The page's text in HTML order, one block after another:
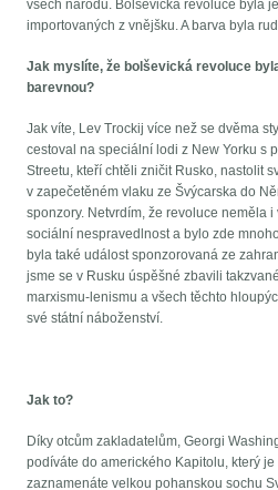
všech národů. Bolševická revoluce byla
importovaných z vnějšku. A barva byla
Jak myslíte, že bolševická revoluce
barevnou?
Jak víte, Lev Trockij více než se dvěma
cestoval na speciální lodi z New Yorku s
Streetu, kteří chtěli zničit Rusko, nastolit
v zapečetěném vlaku ze Švýcarska do
sponzory. Netvrdím, že revoluce neměla
sociální nespravedlnost a bylo zde
byla také událost sponzorovaná ze
jsme se v Rusku úspěšné zbavili
marxismu-lenismu a všech těchto
své státní náboženství.
Jak to?
Díky otcům zakladatelům, Georgi
podíváte do amerického Kapitolu, který
zaznamenáte velkou pohanskou sochu